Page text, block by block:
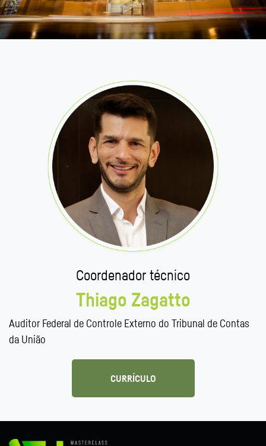
Coordenador técnico
Thiago Zagatto
Auditor Federal de Controle Externo do Tribunal de Contas
da União
CURRÍCULO